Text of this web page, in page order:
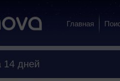
Главная
14 дней